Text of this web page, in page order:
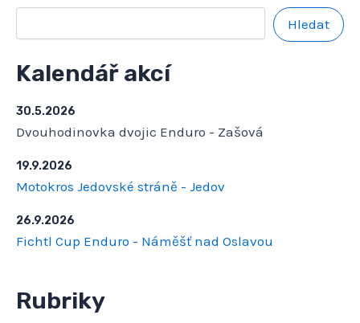
Hledat
Kalendář akcí
30.5.2026
Dvouhodinovka dvojic Enduro - Zašová
19.9.2026
Motokros Jedovské stráně - Jedov
26.9.2026
Fichtl Cup Enduro - Náměšť nad Oslavou
Rubriky